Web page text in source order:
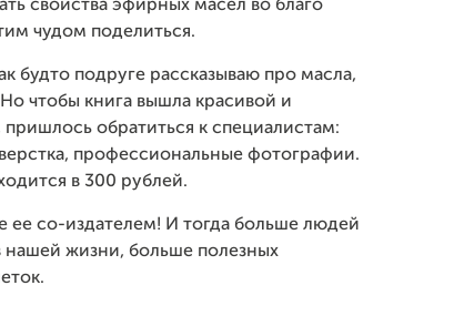
свойства эфирных масел во благо
чудом поделиться.
будто подруге рассказываю про масла,
чтобы книга вышла красивой и
обратиться к специалистам:
профессиональные фотографии.
в 300 рублей.
ее со-издателем! И тогда больше людей
жизни, больше полезных